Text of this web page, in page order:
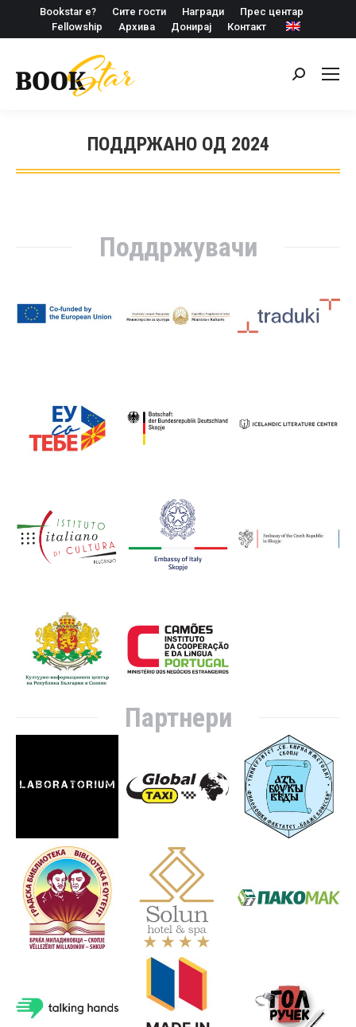
Bookstar е? Сите гости Награди
Прес центар
Fellowship
Архива Донирај Контакт
Search:
ПОДДРЖАНО ОД 2024
Поддржувачи
Партнери